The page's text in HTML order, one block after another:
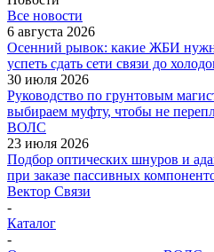
Все новости
6 августа 2026
Осенний рывок: какие ЖБИ
успеть сдать сети связи до
30 июля 2026
Руководство по грунтовым
выбираем муфту, чтобы не
ВОЛС
23 июля 2026
Подбор оптических шнуров и
при заказе пассивных
Вектор Связи
-
Каталог
-